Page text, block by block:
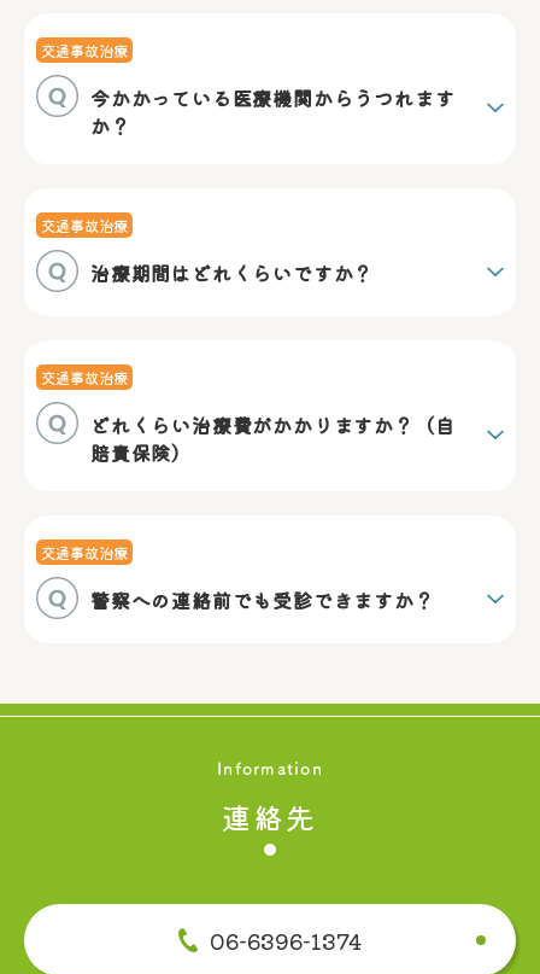
交通事故治療
今かかっている医療機関からうつれます
か？
交通事故治療
治療期間はどれくらいですか？
交通事故治療
どれくらい治療費がかかりますか？（自
賠責保険）
交通事故治療
警察への連絡前でも受診できますか？
Information
連絡先
06-6396-1374